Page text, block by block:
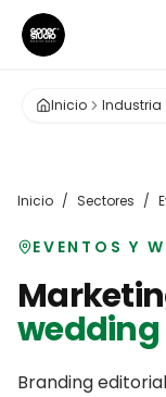
Inicio Industria
Inicio / Sectores /
EVENTOS Y
Branding